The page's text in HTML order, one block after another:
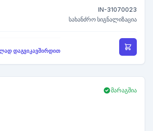
IN-31070023
სახანძრო სიგნალიზაცია
დაგვიკავშირდით
მარაგშია